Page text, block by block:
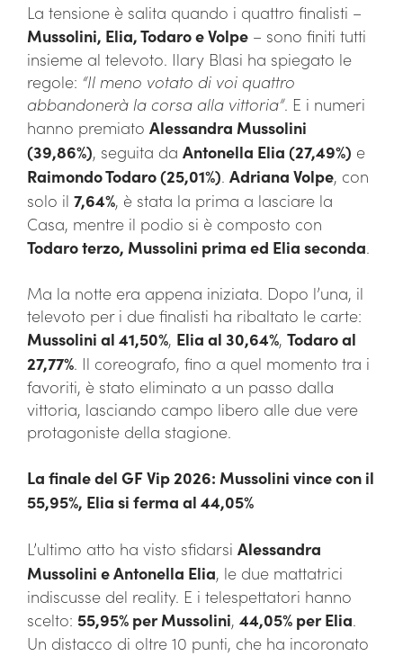
La tensione è salita quando i quattro finalisti –
Mussolini, Elia, Todaro e Volpe – sono finiti tutti
insieme al televoto. Ilary Blasi ha spiegato le
regole: “Il meno votato di voi quattro
abbandonerà la corsa alla vittoria”. E i numeri
hanno premiato Alessandra Mussolini
(39,86%), seguita da Antonella Elia (27,49%) e
Raimondo Todaro (25,01%). Adriana Volpe, con
solo il 7,64%, è stata la prima a lasciare la
Casa, mentre il podio si è composto con
Todaro terzo, Mussolini prima ed Elia seconda.
Ma la notte era appena iniziata. Dopo l’una, il
televoto per i due finalisti ha ribaltato le carte:
Mussolini al 41,50%, Elia al 30,64%, Todaro al
27,77%. Il coreografo, fino a quel momento tra i
favoriti, è stato eliminato a un passo dalla
vittoria, lasciando campo libero alle due vere
protagoniste della stagione.
La finale del GF Vip 2026: Mussolini vince con il
55,95%, Elia si ferma al 44,05%
L’ultimo atto ha visto sfidarsi Alessandra
Mussolini e Antonella Elia, le due mattatrici
indiscusse del reality. E i telespettatori hanno
scelto: 55,95% per Mussolini, 44,05% per Elia.
Un distacco di oltre 10 punti, che ha incoronato